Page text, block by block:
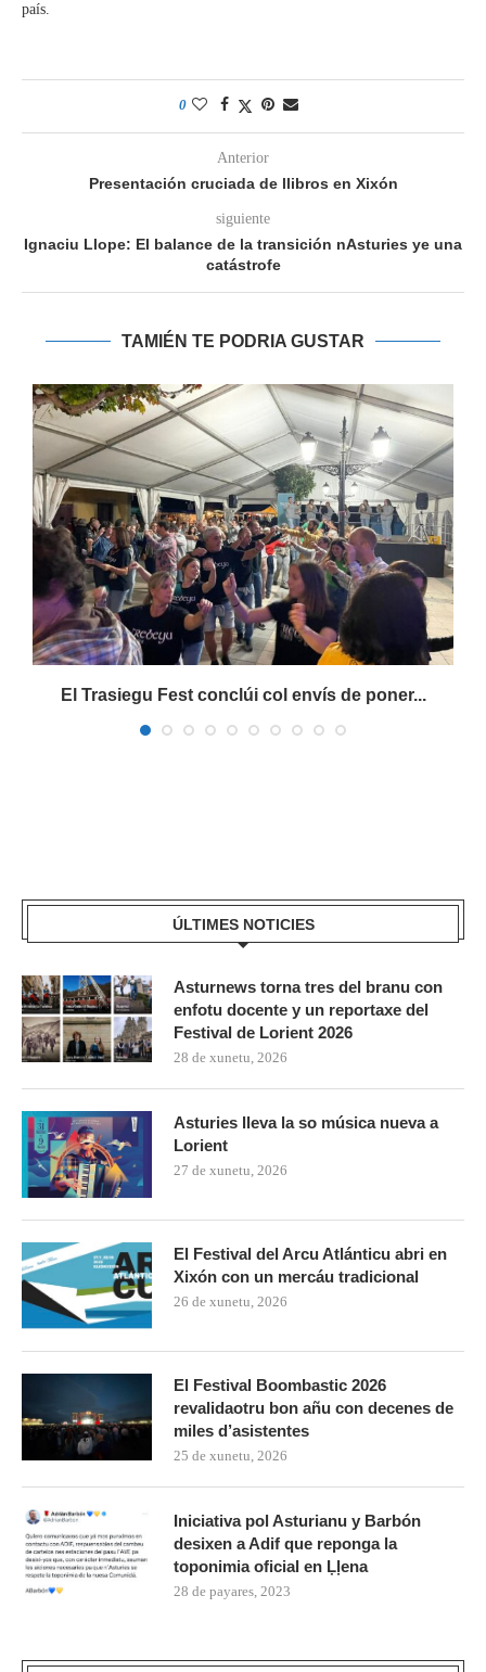
país.
0
Anterior
Presentación cruciada de llibros en Xixón
siguiente
Ignaciu Llope: El balance de la transición nAsturies ye una
catástrofe
TAMIÉN TE PODRIA GUSTAR
El Trasiegu Fest conclúi col envís de poner...
ÚLTIMES NOTICIES
Asturnews torna tres del branu con
enfotu docente y un reportaxe del
Festival de Lorient 2026
28 de xunetu, 2026
Asturies lleva la so música nueva a
Lorient
27 de xunetu, 2026
El Festival del Arcu Atlánticu abri en
Xixón con un mercáu tradicional
26 de xunetu, 2026
El Festival Boombastic 2026
revalidaotru bon añu con decenes de
miles d’asistentes
25 de xunetu, 2026
Iniciativa pol Asturianu y Barbón
desixen a Adif que reponga la
toponimia oficial en Ḷḷena
28 de payares, 2023